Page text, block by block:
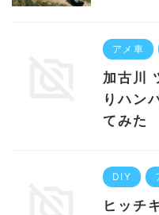
アメ車
加古川
りハン
てみた
DIY
ヒッチ